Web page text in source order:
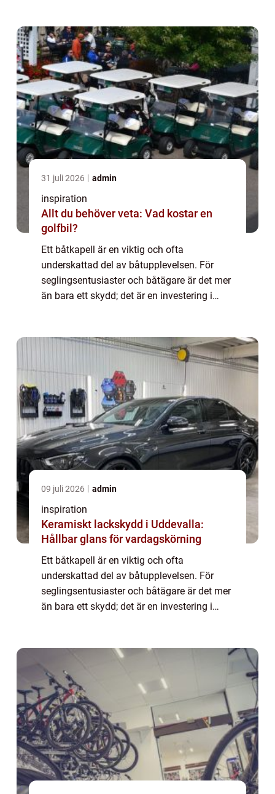
31 juli 2026 admin
inspiration
Allt du behöver veta: Vad kostar en
golfbil?
Ett båtkapell är en viktig och ofta
underskattad del av båtupplevelsen. För
seglingsentusiaster och båtägare är det mer
än bara ett skydd; det är en investering i
09 juli 2026 admin
inspiration
Keramiskt lackskydd i Uddevalla:
Hållbar glans för vardagskörning
Ett båtkapell är en viktig och ofta
underskattad del av båtupplevelsen. För
seglingsentusiaster och båtägare är det mer
än bara ett skydd; det är en investering i